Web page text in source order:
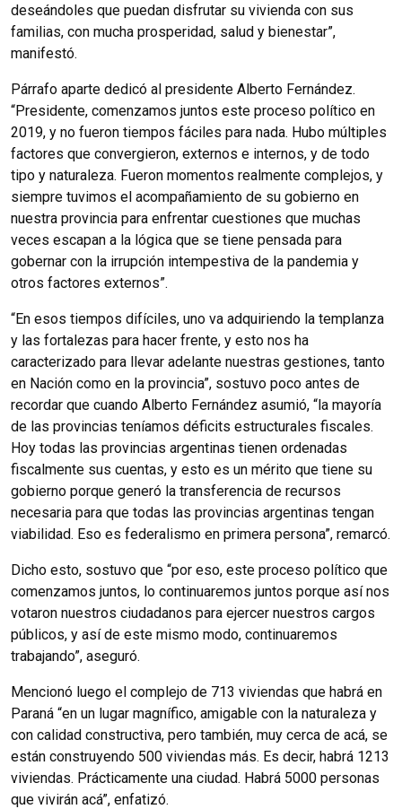
deseándoles que puedan disfrutar su vivienda con sus
familias, con mucha prosperidad, salud y bienestar”,
manifestó.
Párrafo aparte dedicó al presidente Alberto Fernández.
“Presidente, comenzamos juntos este proceso político en
2019, y no fueron tiempos fáciles para nada. Hubo múltiples
factores que convergieron, externos e internos, y de todo
tipo y naturaleza. Fueron momentos realmente complejos, y
siempre tuvimos el acompañamiento de su gobierno en
nuestra provincia para enfrentar cuestiones que muchas
veces escapan a la lógica que se tiene pensada para
gobernar con la irrupción intempestiva de la pandemia y
otros factores externos”.
“En esos tiempos difíciles, uno va adquiriendo la templanza
y las fortalezas para hacer frente, y esto nos ha
caracterizado para llevar adelante nuestras gestiones, tanto
en Nación como en la provincia”, sostuvo poco antes de
recordar que cuando Alberto Fernández asumió, “la mayoría
de las provincias teníamos déficits estructurales fiscales.
Hoy todas las provincias argentinas tienen ordenadas
fiscalmente sus cuentas, y esto es un mérito que tiene su
gobierno porque generó la transferencia de recursos
necesaria para que todas las provincias argentinas tengan
viabilidad. Eso es federalismo en primera persona”, remarcó.
Dicho esto, sostuvo que “por eso, este proceso político que
comenzamos juntos, lo continuaremos juntos porque así nos
votaron nuestros ciudadanos para ejercer nuestros cargos
públicos, y así de este mismo modo, continuaremos
trabajando”, aseguró.
Mencionó luego el complejo de 713 viviendas que habrá en
Paraná “en un lugar magnífico, amigable con la naturaleza y
con calidad constructiva, pero también, muy cerca de acá, se
están construyendo 500 viviendas más. Es decir, habrá 1213
viviendas. Prácticamente una ciudad. Habrá 5000 personas
que vivirán acá”, enfatizó.